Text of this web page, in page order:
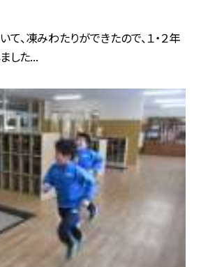
、凍みわたりができたので、１・２年
した...